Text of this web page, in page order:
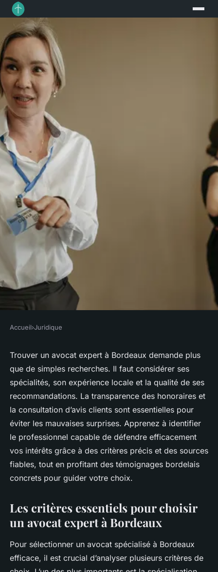
Top conseils pour choisir un
avocat expert à bordeaux
Théo•6 octobre 2025 •6 min de lecture
Accueil›Juridique
Trouver un avocat expert à Bordeaux demande plus
que de simples recherches. Il faut considérer ses
spécialités, son expérience locale et la qualité de ses
recommandations. La transparence des honoraires et
la consultation d’avis clients sont essentielles pour
éviter les mauvaises surprises. Apprenez à identifier
le professionnel capable de défendre efficacement
vos intérêts grâce à des critères précis et des sources
fiables, tout en profitant des témoignages bordelais
concrets pour guider votre choix.
Les critères essentiels pour choisir
un avocat expert à Bordeaux
Pour sélectionner un avocat spécialisé à Bordeaux
efficace, il est crucial d’analyser plusieurs critères de